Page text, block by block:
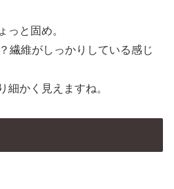
っと固め。
繊維がしっかりしている感じ
細かく見えますね。